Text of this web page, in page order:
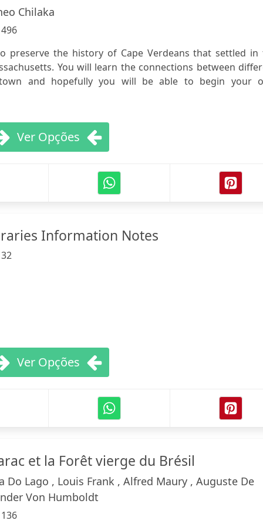
Chilaka
496
preserve the history of Cape Verdeans that settled in
You will learn the connections between
and hopefully you will be able to begin your
Ver Opções
Information Notes
32
Ver Opções
et la Forêt vierge du Brésil
Do Lago , Louis Frank , Alfred Maury , Auguste De
Von Humboldt
136